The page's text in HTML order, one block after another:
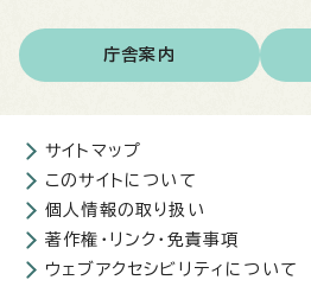
庁舎案内
サイトマップ
このサイトについて
個人情報の取り扱い
著作権・リンク・免責事項
ウェブアクセシビリティについて